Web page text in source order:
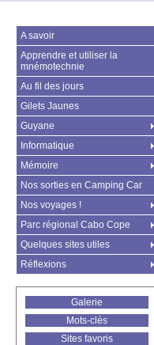
A savoir
Apprendre et utiliser la
mnémotechnie
Au fil des jours
Gilets Jaunes
Guyane
Informatique
Mémoire
Nos sorties en Camping Car
Nos voyages !
Parc régional Cabo Cope
Quelques sites utiles
Réflexions
Galerie
Mots-clés
Sites favoris